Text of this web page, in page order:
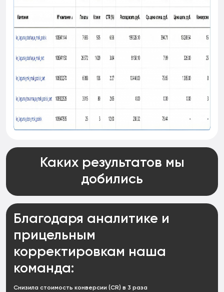
Каких результатов мы
добились
Благодаря аналитике и
прицельным
корректировкам наша
команда:
Снизила стоимость конверсии (CR) в 3 раза